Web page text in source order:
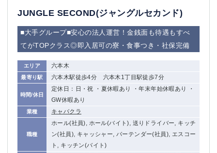
JUNGLE SECOND(ジャングルセカンド)
■大手グループ■安心の法人運営！金銭面も待遇もすべ
てがTOPクラス◎即入居可の寮・食事つき・社保完備
エリア 六本木
最寄り駅 六本木駅徒歩4分 六本木1丁目駅徒歩7分
時間/休日
定休日：日・祝 ・夏休暇あり ・年末年始休暇あり ・
GW休暇あり
業種 キャバクラ
職種
ホール(社員), ホール(バイト), 送りドライバー, キッチ
ン(社員), キャッシャー, バーテンダー(社員), エスコー
ト, キッチン(バイト)
本厚木
新横浜
藤沢
平塚
武蔵小杉
橋本
小田原
横浜・桜木町
関内・馬車道・日ノ出町
元住吉
茅ヶ崎
たまプラーザ
厚木